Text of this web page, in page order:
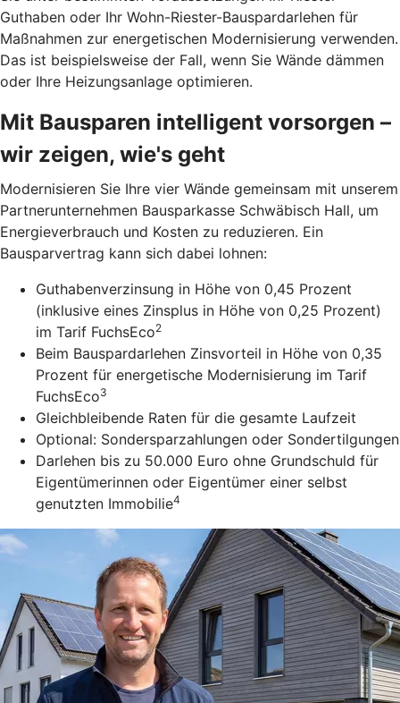
Guthaben oder Ihr Wohn-Riester-Bau­spardarlehen für
Maßnahmen zur energetischen Modernisierung verwenden.
Das ist beispielsweise der Fall, wenn Sie Wände dämmen
oder Ihre Heizungsanlage optimieren.
Mit Bausparen intelligent vorsorgen –
wir zeigen, wie's geht
Modernisieren Sie Ihre vier Wände gemeinsam mit unserem
Partnerunternehmen Bausparkasse Schwäbisch Hall, um
Energieverbrauch und Kosten zu reduzieren. Ein
Bausparvertrag kann sich dabei lohnen:
Guthabenverzinsung in Höhe von 0,45 Prozent
(inklusive eines Zinsplus in Höhe von 0,25 Prozent)
im Tarif FuchsEco2
Beim Bauspardarlehen Zinsvorteil in Höhe von 0,35
Prozent für energetische Modernisierung im Tarif
FuchsEco3
Gleichbleibende Raten für die gesamte Laufzeit
Optional: Sondersparzahlungen oder Sondertilgungen
Darlehen bis zu 50.000 Euro ohne Grundschuld für
Eigentümerinnen oder Eigentümer einer selbst
genutzten Immobilie4